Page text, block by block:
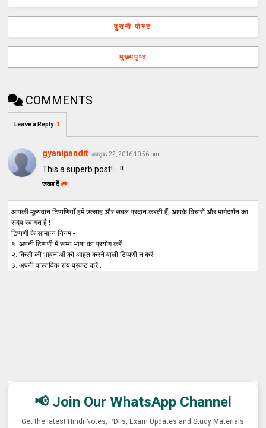
पुरानी पोस्ट
मुख्यपृष्ठ
COMMENTS
Leave a Reply: 1
gyanipandit अक्टूबर 22, 2016 10:56 pm
This a superb post!….!!
जवाब दें
आपकी मूल्यवान टिप्पणियाँ हमें उत्साह और सबल प्रदान करती हैं, आपके विचारों और मार्गदर्शन का
सदैव स्वागत है !
टिप्पणी के सामान्य नियम -
१. अपनी टिप्पणी में सभ्य भाषा का प्रयोग करें .
२. किसी की भावनाओं को आहत करने वाली टिप्पणी न करें .
३. अपनी वास्तविक राय प्रकट करें .
📢 Join Our WhatsApp Channel
Get the latest Hindi Notes, PDFs, Exam Updates and Study Materials